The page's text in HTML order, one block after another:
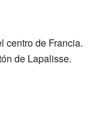
centro de Francia.
de Lapalisse.